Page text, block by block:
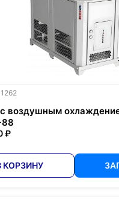
воздушным
₽
КОРЗИНУ